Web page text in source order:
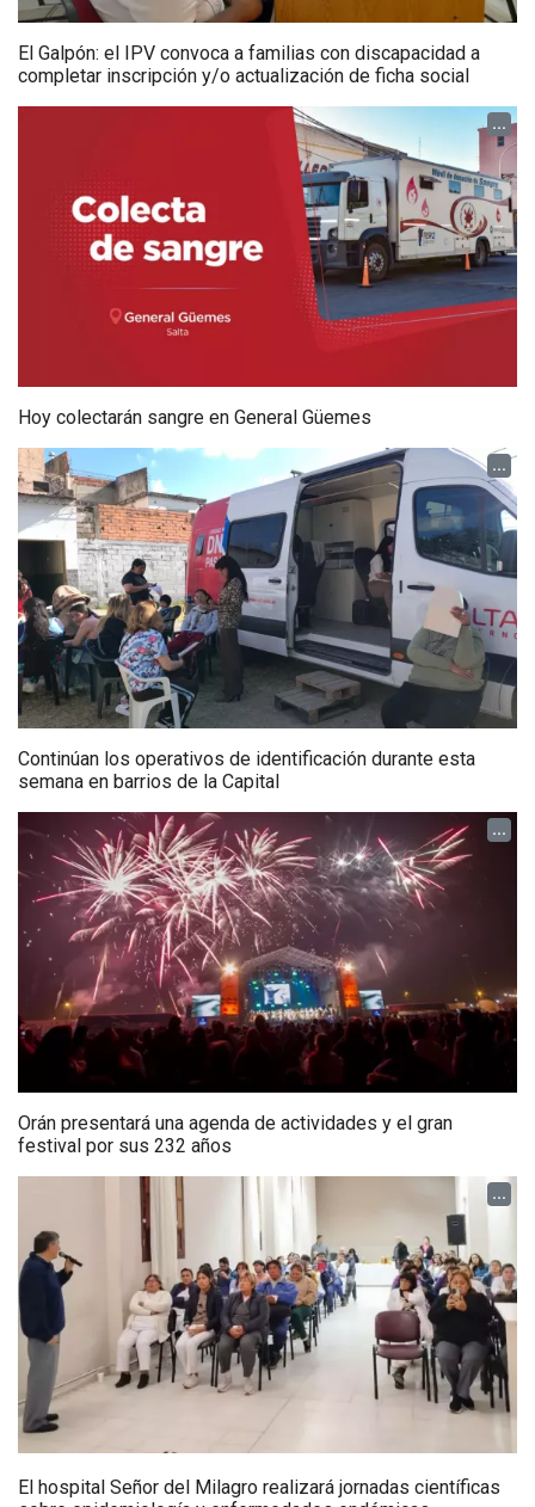
El Galpón: el IPV convoca a familias con discapacidad a
completar inscripción y/o actualización de ficha social
...
Hoy colectarán sangre en General Güemes
...
Continúan los operativos de identificación durante esta
semana en barrios de la Capital
...
Orán presentará una agenda de actividades y el gran
festival por sus 232 años
...
El hospital Señor del Milagro realizará jornadas científicas